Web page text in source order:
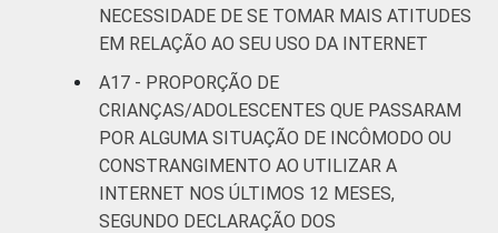
NECESSIDADE DE SE TOMAR MAIS ATITUDES
EM RELAÇÃO AO SEU USO DA INTERNET
A17 - PROPORÇÃO DE
CRIANÇAS/ADOLESCENTES QUE PASSARAM
POR ALGUMA SITUAÇÃO DE INCÔMODO OU
CONSTRANGIMENTO AO UTILIZAR A
INTERNET NOS ÚLTIMOS 12 MESES,
SEGUNDO DECLARAÇÃO DOS